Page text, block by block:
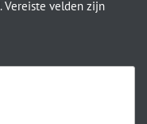
Vereiste velden zijn